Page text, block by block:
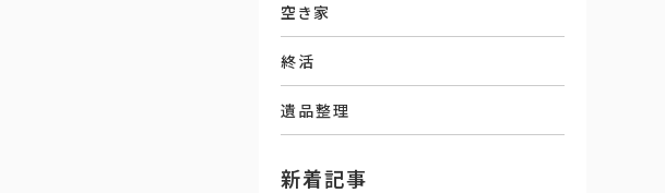
空き家
終活
遺品整理
新着記事